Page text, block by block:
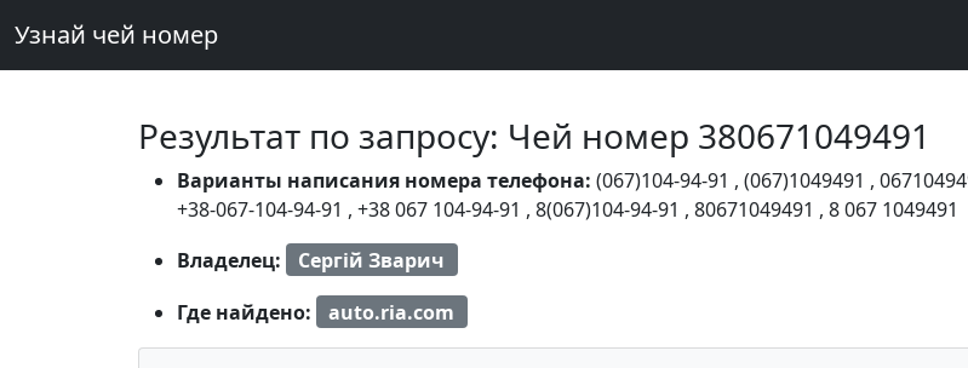
Узнай чей номер
Результат по запросу: Чей номер 380671049491
Варианты написания номера телефона: (067)104-94-91 , (067)1049491 ,
+38-067-104-94-91 , +38 067 104-94-91 , 8(067)104-94-91 , 80671049491 , 8 067 1049491
Владелец:
Сергій Зварич
Где найдено:
auto.ria.com